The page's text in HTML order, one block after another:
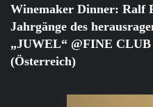
Winemaker Dinner: Ralf
Jahrgänge des
„JUWEL“ @FINE CLUB
(Österreich)